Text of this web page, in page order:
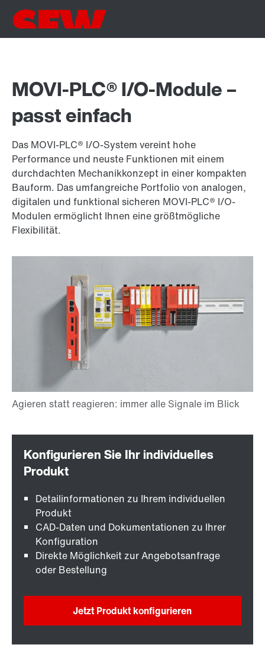
MOVI-PLC® I/O-Module –
passt einfach
Das MOVI-PLC® I/O-System vereint hohe
Performance und neuste Funktionen mit einem
durchdachten Mechanikkonzept in einer kompakten
Bauform. Das umfangreiche Portfolio von analogen,
digitalen und funktional sicheren MOVI-PLC® I/O-
Modulen ermöglicht Ihnen eine größtmögliche
Flexibilität.
Detailinformationen zu Ihrem individuellen
Produkt
CAD-Daten und Dokumentationen zu Ihrer
Konfiguration
Direkte Möglichkeit zur Angebotsanfrage
oder Bestellung
Jetzt Produkt konfigurieren